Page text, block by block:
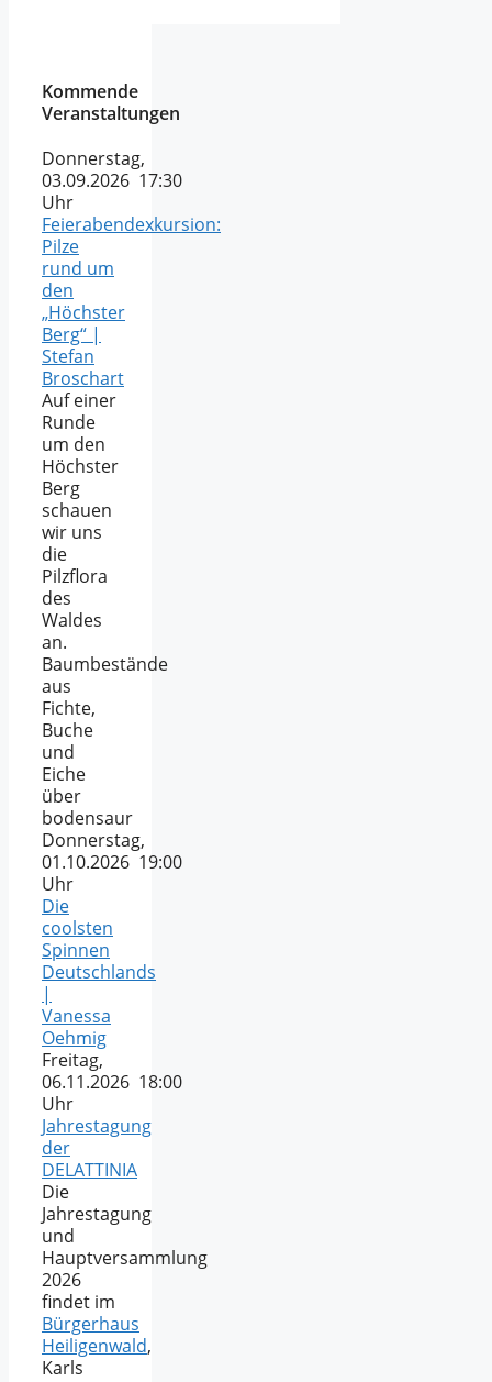
Kommende
Veranstaltungen
Donnerstag,
03.09.2026 17:30
Uhr
Feierabendexkursion:
Pilze
rund um
den
„Höchster
Berg“ |
Stefan
Broschart
Auf einer
Runde
um den
Höchster
Berg
schauen
wir uns
die
Pilzflora
des
Waldes
an.
Baumbestände
aus
Fichte,
Buche
und
Eiche
über
bodensaur
Donnerstag,
01.10.2026 19:00
Uhr
Die
coolsten
Spinnen
Deutschlands
|
Vanessa
Oehmig
Freitag,
06.11.2026 18:00
Uhr
Jahrestagung
der
DELATTINIA
Die
Jahrestagung
und
Hauptversammlung
2026
findet im
Bürgerhaus
Heiligenwald,
Karls